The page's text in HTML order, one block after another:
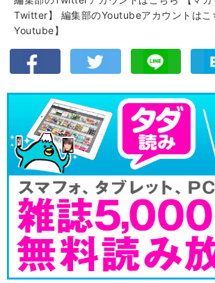
Twitter】
編集部のYoutubeアカウントはこ
Youtube】